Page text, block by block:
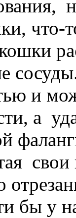
что-
и
а
свои
бы у